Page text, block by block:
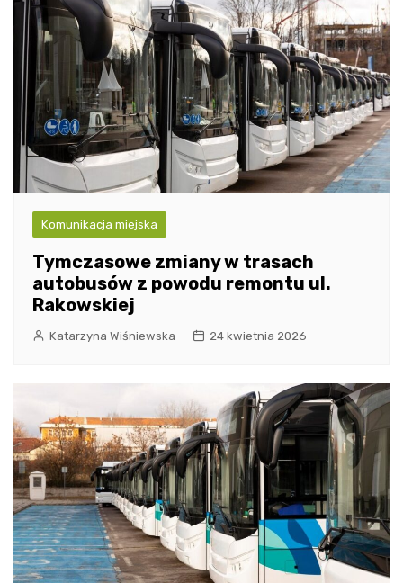
Komunikacja miejska
Tymczasowe zmiany w trasach
autobusów z powodu remontu ul.
Rakowskiej
Katarzyna Wiśniewska 24 kwietnia 2026